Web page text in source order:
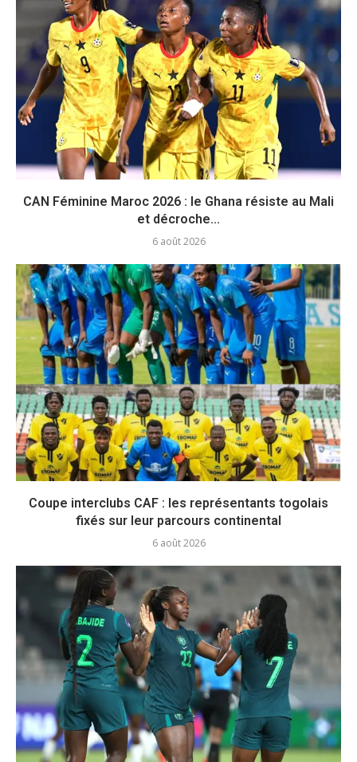
CAN Féminine Maroc 2026 : le Ghana résiste au Mali
et décroche...
6 août 2026
Coupe interclubs CAF : les représentants togolais
fixés sur leur parcours continental
6 août 2026